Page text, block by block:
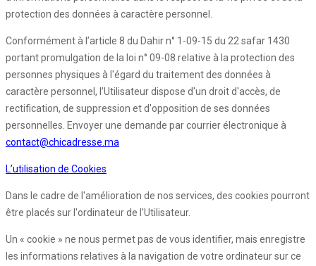
protection des données à caractère personnel.
Conformément à l’article 8 du Dahir n° 1-09-15 du 22 safar 1430
portant promulgation de la loi n° 09-08 relative à la protection des
personnes physiques à l'égard du traitement des données à
caractère personnel, l’Utilisateur dispose d'un droit d'accès, de
rectification, de suppression et d'opposition de ses données
personnelles. Envoyer une demande par courrier électronique à
contact@chicadresse.ma
L’utilisation de Cookies
Dans le cadre de l'amélioration de nos services, des cookies pourront
être placés sur l'ordinateur de l'Utilisateur.
Un « cookie » ne nous permet pas de vous identifier, mais enregistre
les informations relatives à la navigation de votre ordinateur sur ce